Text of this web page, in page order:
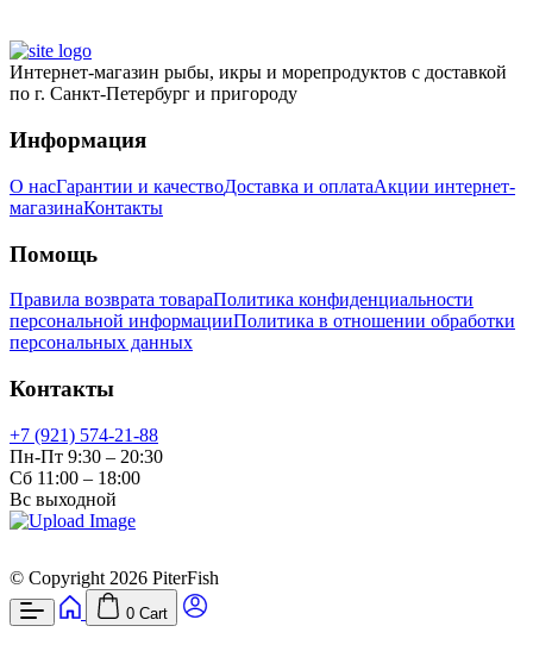
Интернет-магазин рыбы, икры и морепродуктов с доставкой
по г. Санкт-Петербург и пригороду
Информация
О насГарантии и качествоДоставка и оплатаАкции интернет-
магазинаКонтакты
Помощь
Правила возврата товараПолитика конфиденциальности
персональной информацииПолитика в отношении обработки
персональных данных
Контакты
+7 (921) 574-21-88
Пн-Пт 9:30 – 20:30
Сб 11:00 – 18:00
Вс выходной
© Copyright 2026 PiterFish
0 Cart